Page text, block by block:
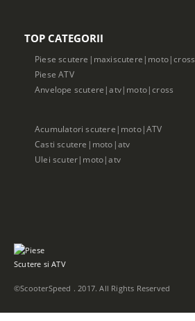
TOP CATEGORII
Piese scutere|maxiscutere|moto|cross
Piese ATV
Anvelope scutere|atv|moto|cross
Acumulatori scutere|moto|ATV
Casti scutere|moto|atv
Ulei scuter|moto|atv
©ScooterSpeed . 2017. All Rights Reserved